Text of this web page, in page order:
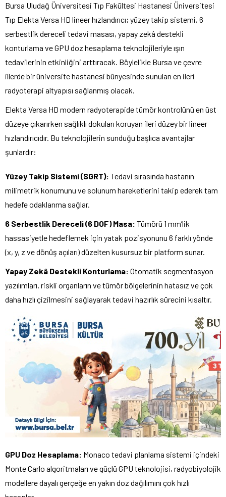
Bursa Uludağ Üniversitesi Tıp Fakültesi Hastanesi Üniversitesi
Tıp Elekta Versa HD lineer hızlandırıcı; yüzey takip sistemi, 6
serbestlik dereceli tedavi masası, yapay zekâ destekli
konturlama ve GPU doz hesaplama teknolojileriyle ışın
tedavilerinin etkinliğini arttıracak. Böylelikle Bursa ve çevre
illerde bir üniversite hastanesi bünyesinde sunulan en ileri
radyoterapi altyapısı sağlanmış olacak.
Elekta Versa HD modern radyoterapide tümör kontrolünü en üst
düzeye çıkarırken sağlıklı dokuları koruyan ileri düzey bir lineer
hızlandırıcıdır. Bu teknolojilerin sunduğu başlıca avantajlar
şunlardır:
Yüzey Takip Sistemi (SGRT): Tedavi sırasında hastanın
milimetrik konumunu ve solunum hareketlerini takip ederek tam
hedefe odaklanma sağlar.
6 Serbestlik Dereceli (6 DOF) Masa: Tümörü 1 mm’lik
hassasiyetle hedeflemek için yatak pozisyonunu 6 farklı yönde
(x, y, z ve dönüş açıları) düzelten kusursuz bir platform sunar.
Yapay Zekâ Destekli Konturlama: Otomatik segmentasyon
yazılımları, riskli organların ve tümör bölgelerinin hatasız ve çok
daha hızlı çizilmesini sağlayarak tedavi hazırlık sürecini kısaltır.
GPU Doz Hesaplama: Monaco tedavi planlama sistemi içindeki
Monte Carlo algoritmaları ve güçlü GPU teknolojisi, radyobiyolojik
modellere dayalı gerçeğe en yakın doz dağılımını çok hızlı